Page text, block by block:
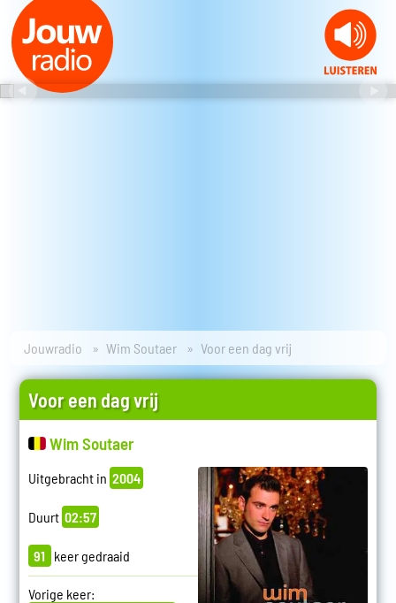
Jouwradio Wim Soutaer Voor een dag vrij
Voor een dag vrij
Wim Soutaer
Uitgebracht in 2004
Duurt 02:57
91 keer gedraaid
Vorige keer: